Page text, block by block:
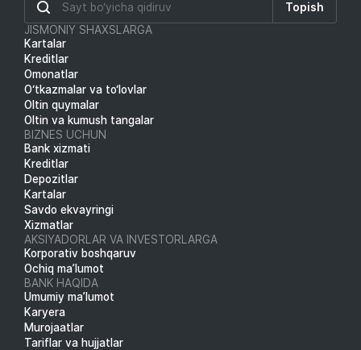
Topish
JISMONIY SHAXSLARGA
Kartalar
Kreditlar
Omonatlar
O‘tkazmalar va to‘lovlar
Oltin quymalar
Oltin va kumush tangalar
BIZNES UCHUN
Bank xizmati
Kreditlar
Depozitlar
Kartalar
Savdo ekvayringi
Xizmatlar
AKSIYADORLAR VA INVESTORLARGA
Korporativ boshqaruv
Ochiq ma’lumot
BANK HAQIDA
Umumiy ma’lumot
Karyera
Murojaatlar
Tariflar va hujjatlar